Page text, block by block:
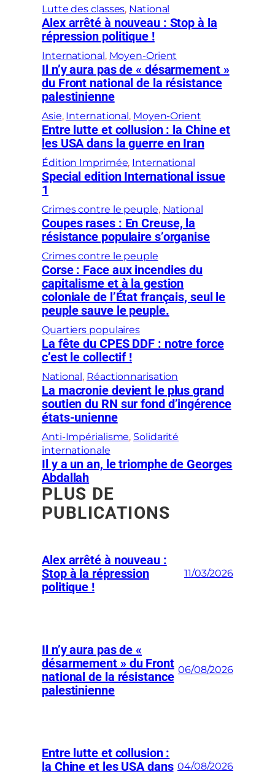
Lutte des classes, National
Alex arrêté à nouveau : Stop à la
répression politique !
International , Moyen-Orient
Il n’y aura pas de « désarmement »
du Front national de la résistance
palestinienne
Asie, International , Moyen-Orient
Entre lutte et collusion : la Chine et
les USA dans la guerre en Iran
Édition Imprimée, International
Special edition International issue
1
Crimes contre le peuple, National
Coupes rases : En Creuse, la
résistance populaire s’organise
Crimes contre le peuple
Corse : Face aux incendies du
capitalisme et à la gestion
coloniale de l’État français, seul le
peuple sauve le peuple.
Quartiers populaires
La fête du CPES DDF : notre force
c’est le collectif !
National , Réactionnarisation
La macronie devient le plus grand
soutien du RN sur fond d’ingérence
états-unienne
Anti-Impérialisme, Solidarité
internationale
Il y a un an, le triomphe de Georges
Abdallah
PLUS DE
PUBLICATIONS
Alex arrêté à nouveau :
Stop à la répression
politique !
11/03/2026
Il n’y aura pas de «
désarmement » du Front
national de la résistance
palestinienne
06/08/2026
Entre lutte et collusion :
la Chine et les USA dans 04/08/2026